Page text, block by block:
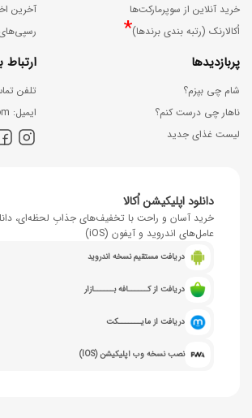
خرید آنلاین از سوپرمارکت‌ها
اُکالارنک (رتبه بندی برندها)*
آخرین
رسپی‌های
پربازدیدها
شام چی بپزم؟
ناهار چی درست کنم؟
لیست غذای جدید
ارتباط
ﺗﻠﻔﻦ ﺗﻤﺎس:
اﯾﻤﯿﻞ: info@okala.com
دانلود اپلیکیشن اُکالا
خرید آسان و راحت با تخفیف‌های جذابِ لحظه‌ای،
عامل‌های اندروید و آیفون (iOS)
دریافت مستقیم نسخه اندروید
دریافت از کــــــافه بــــــازار
دریافت از مایـــــــکت
نصب نسخه وب اپلیکیشن (IOS)